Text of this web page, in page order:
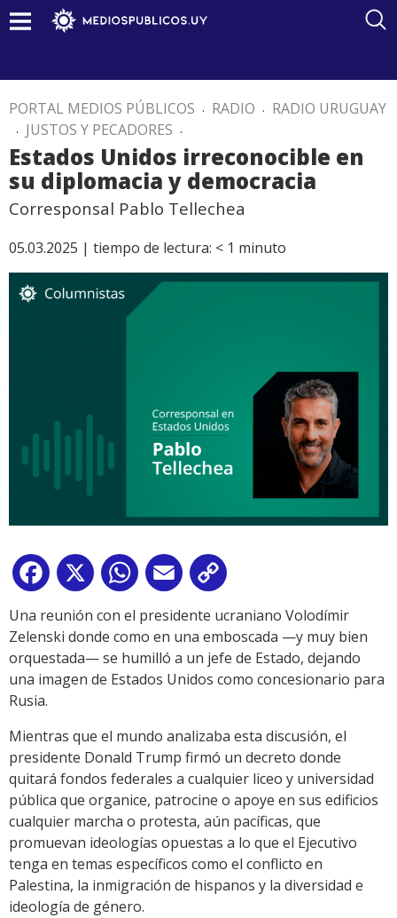
PORTAL MEDIOS PÚBLICOS . RADIO . RADIO URUGUAY
. JUSTOS Y PECADORES .
Estados Unidos irreconocible en
su diplomacia y democracia
Corresponsal Pablo Tellechea
05.03.2025 | tiempo de lectura: < 1 minuto
Facebook
X WhatsApp
Email
Link
Una reunión con el presidente ucraniano Volodímir
Zelenski donde como en una emboscada —y muy bien
orquestada— se humilló a un jefe de Estado, dejando
una imagen de Estados Unidos como concesionario para
Rusia.
Mientras que el mundo analizaba esta discusión, el
presidente Donald Trump firmó un decreto donde
quitará fondos federales a cualquier liceo y universidad
pública que organice, patrocine o apoye en sus edificios
cualquier marcha o protesta, aún pacíficas, que
promuevan ideologías opuestas a lo que el Ejecutivo
tenga en temas específicos como el conflicto en
Palestina, la inmigración de hispanos y la diversidad e
ideología de género.